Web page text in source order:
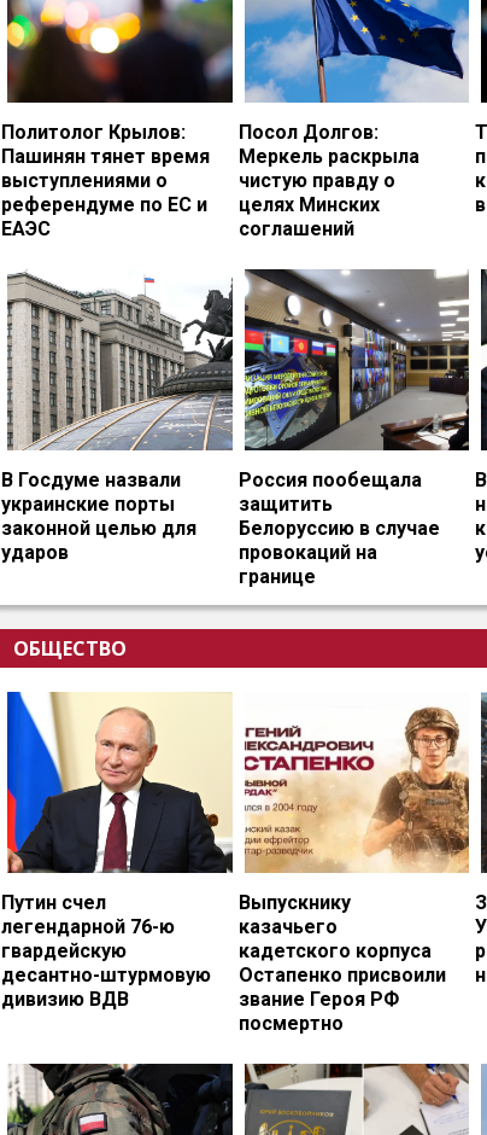
Политолог Крылов:
Пашинян тянет время
выступлениями о
референдуме по ЕС и
ЕАЭС
Посол Долгов:
Меркель раскрыла
чистую правду о
целях Минских
соглашений
В Госдуме назвали
украинские порты
законной целью для
ударов
Россия пообещала
защитить
Белоруссию в случае
провокаций на
границе
ОБЩЕСТВО
Путин счел
легендарной 76-ю
гвардейскую
десантно-штурмовую
дивизию ВДВ
Выпускнику
казачьего
кадетского корпуса
Остапенко присвоили
звание Героя РФ
посмертно